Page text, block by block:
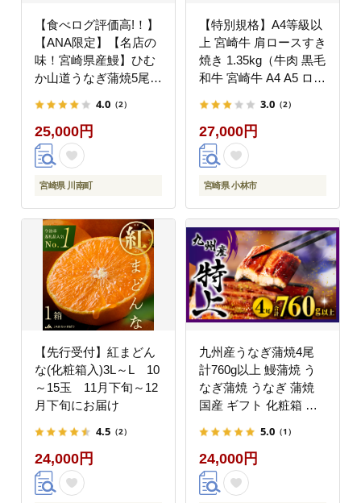
【食べログ評価高!！】
【ANA限定】【名店の
味！宮崎県産鰻】ひむ
か山道うなぎ蒲焼5尾分
なぎ ウナギ 鰻】
[B08412]
4.0 （2）
25,000円
宮崎県 川南町
【特別規格】A4等級以
上 宮崎牛 肩ロースすき
焼き 1.35kg（牛肉 黒毛
和牛 宮崎牛 A4 A5 ロー
降り 人気 ブランド牛）
3.0 （2）
27,000円
宮崎県 小林市
【先行受付】紅まどん
な(化粧箱入)3L～L 10
～15玉 11月下旬～12
月下旬にお届け
4.5 （2）
24,000円
九州産うなぎ蒲焼4尾
計760g以上 鰻蒲焼 う
なぎ蒲焼 うなぎ 蒲焼
国産 ギフト 化粧箱 化
冷凍
5.0 （1）
24,000円